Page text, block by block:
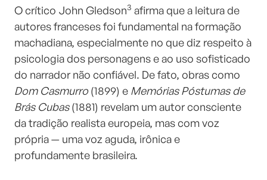
O crítico John Gledson3 afirma que a leitura de
autores franceses foi fundamental na formação
machadiana, especialmente no que diz respeito à
psicologia dos personagens e ao uso sofisticado
do narrador não confiável. De fato, obras como
Dom Casmurro(1899) e Memórias Póstumas de
Brás Cubas(1881) revelam um autor consciente
da tradição realista europeia, mas com voz
própria — uma voz aguda, irônica e
profundamente brasileira.